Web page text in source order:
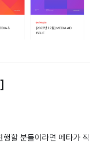
할 분들이라면 메타가 직